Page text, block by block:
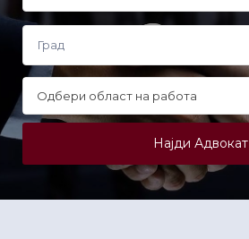
Одбери област на работа
Најди Адвокат